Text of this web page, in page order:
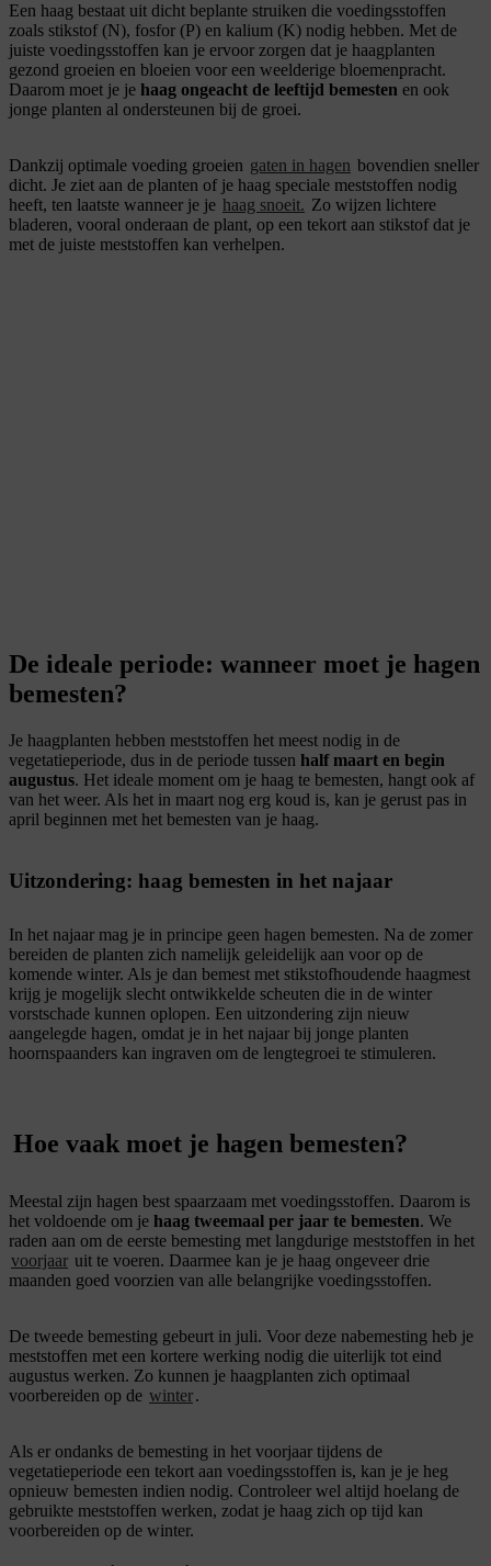
Een haag bestaat uit dicht beplante struiken die voedingsstoffen
zoals stikstof (N), fosfor (P) en kalium (K) nodig hebben. Met de
juiste voedingsstoffen kan je ervoor zorgen dat je haagplanten
gezond groeien en bloeien voor een weelderige bloemenpracht.
Daarom moet je je haag ongeacht de leeftijd bemesten en ook
jonge planten al ondersteunen bij de groei.
Dankzij optimale voeding groeien gaten in hagen bovendien sneller
dicht. Je ziet aan de planten of je haag speciale meststoffen nodig
heeft, ten laatste wanneer je je haag snoeit. Zo wijzen lichtere
bladeren, vooral onderaan de plant, op een tekort aan stikstof dat je
met de juiste meststoffen kan verhelpen.
De ideale periode: wanneer moet je hagen
bemesten?
Je haagplanten hebben meststoffen het meest nodig in de
vegetatieperiode, dus in de periode tussen half maart en begin
augustus. Het ideale moment om je haag te bemesten, hangt ook af
van het weer. Als het in maart nog erg koud is, kan je gerust pas in
april beginnen met het bemesten van je haag.
Uitzondering: haag bemesten in het najaar
In het najaar mag je in principe geen hagen bemesten. Na de zomer
bereiden de planten zich namelijk geleidelijk aan voor op de
komende winter. Als je dan bemest met stikstofhoudende haagmest
krijg je mogelijk slecht ontwikkelde scheuten die in de winter
vorstschade kunnen oplopen. Een uitzondering zijn nieuw
aangelegde hagen, omdat je in het najaar bij jonge planten
hoornspaanders kan ingraven om de lengtegroei te stimuleren.
Hoe vaak moet je hagen bemesten?
Meestal zijn hagen best spaarzaam met voedingsstoffen. Daarom is
het voldoende om je haag tweemaal per jaar te bemesten. We
raden aan om de eerste bemesting met langdurige meststoffen in het
voorjaar uit te voeren. Daarmee kan je je haag ongeveer drie
maanden goed voorzien van alle belangrijke voedingsstoffen.
De tweede bemesting gebeurt in juli. Voor deze nabemesting heb je
meststoffen met een kortere werking nodig die uiterlijk tot eind
augustus werken. Zo kunnen je haagplanten zich optimaal
voorbereiden op de winter.
Als er ondanks de bemesting in het voorjaar tijdens de
vegetatieperiode een tekort aan voedingsstoffen is, kan je je heg
opnieuw bemesten indien nodig. Controleer wel altijd hoelang de
gebruikte meststoffen werken, zodat je haag zich op tijd kan
voorbereiden op de winter.